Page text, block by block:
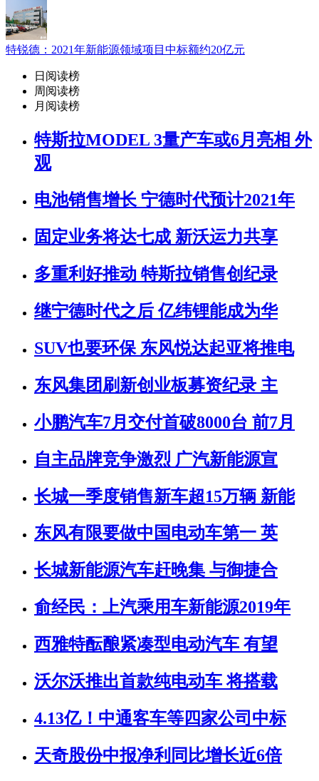
特锐德：2021年新能源领域项目中标额约20亿元
日阅读榜
周阅读榜
月阅读榜
特斯拉MODEL 3量产车或6月亮相 外
观
电池销售增长 宁德时代预计2021年
固定业务将达七成 新沃运力共享
多重利好推动 特斯拉销售创纪录
继宁德时代之后 亿纬锂能成为华
SUV也要环保 东风悦达起亚将推电
东风集团刷新创业板募资纪录 主
小鹏汽车7月交付首破8000台 前7月
自主品牌竞争激烈 广汽新能源宣
长城一季度销售新车超15万辆 新能
东风有限要做中国电动车第一 英
长城新能源汽车赶晚集 与御捷合
俞经民：上汽乘用车新能源2019年
西雅特酝酿紧凑型电动汽车 有望
沃尔沃推出首款纯电动车 将搭载
4.13亿！中通客车等四家公司中标
天奇股份中报净利同比增长近6倍